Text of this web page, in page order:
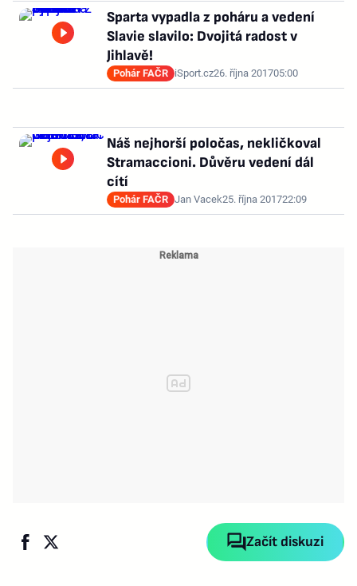
Sparta vypadla z poháru a vedení
Slavie slavilo: Dvojitá radost v
Jihlavě!
Pohár FAČR iSport.cz26. října 201705:00
Náš nejhorší poločas, nekličkoval
Stramaccioni. Důvěru vedení dál
cítí
Pohár FAČR Jan Vacek25. října 201722:09
Začít diskuzi